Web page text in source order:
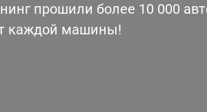
прошили более 10 000
каждой машины!